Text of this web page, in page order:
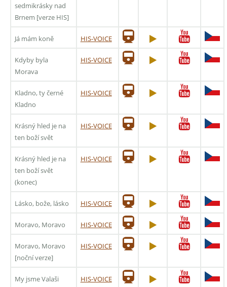
sedmikrásky nad
Brnem [verze HIS]
Já mám koně HIS-VOICE
Kdyby byla
Morava
HIS-VOICE
Kladno, ty černé
Kladno
HIS-VOICE
Krásný hled je na
ten boží svět
HIS-VOICE
Krásný hled je na
ten boží svět
(konec)
HIS-VOICE
Lásko, bože, lásko HIS-VOICE
Moravo, Moravo HIS-VOICE
Moravo, Moravo
[noční verze]
HIS-VOICE
My jsme Valaši
HIS-VOICE